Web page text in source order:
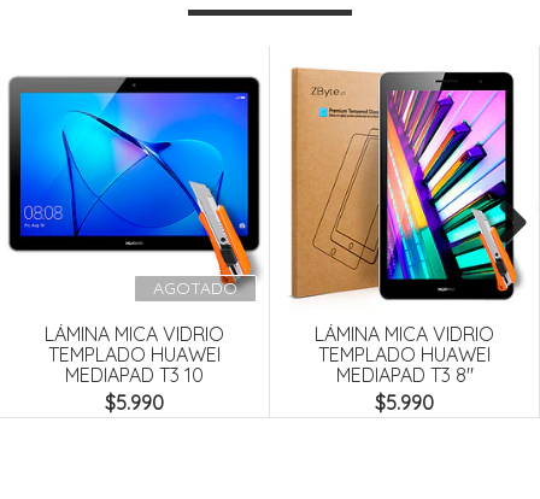
AGOTADO
LÁMINA MICA VIDRIO
TEMPLADO HUAWEI
MEDIAPAD T3 10
$5.990
LÁMINA MICA VIDRIO
TEMPLADO HUAWEI
MEDIAPAD T3 8"
$5.990
Next